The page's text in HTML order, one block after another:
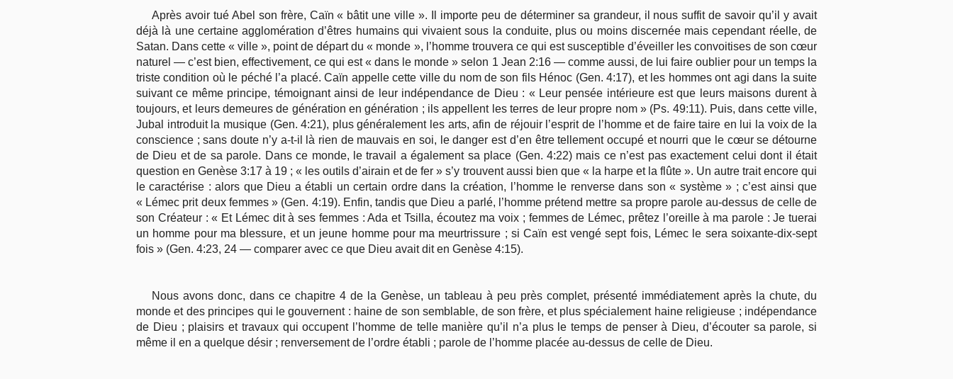
Après avoir tué Abel son frère, Caïn « bâtit une ville ». Il importe peu de déterminer sa grandeur, il nous suffit de savoir qu’il y avait
déjà là une certaine agglomération d’êtres humains qui vivaient sous la conduite, plus ou moins discernée mais cependant réelle, de
Satan. Dans cette « ville », point de départ du « monde », l’homme trouvera ce qui est susceptible d’éveiller les convoitises de son cœur
naturel — c’est bien, effectivement, ce qui est « dans le monde » selon 1 Jean 2:16 — comme aussi, de lui faire oublier pour un temps la
triste condition où le péché l’a placé. Caïn appelle cette ville du nom de son fils Hénoc (Gen. 4:17), et les hommes ont agi dans la suite
suivant ce même principe, témoignant ainsi de leur indépendance de Dieu : « Leur pensée intérieure est que leurs maisons durent à
toujours, et leurs demeures de génération en génération ; ils appellent les terres de leur propre nom » (Ps. 49:11). Puis, dans cette ville,
Jubal introduit la musique (Gen. 4:21), plus généralement les arts, afin de réjouir l’esprit de l’homme et de faire taire en lui la voix de la
conscience ; sans doute n’y a-t-il là rien de mauvais en soi, le danger est d’en être tellement occupé et nourri que le cœur se détourne
de Dieu et de sa parole. Dans ce monde, le travail a également sa place (Gen. 4:22) mais ce n’est pas exactement celui dont il était
question en Genèse 3:17 à 19 ; « les outils d’airain et de fer » s’y trouvent aussi bien que « la harpe et la flûte ». Un autre trait encore qui
le caractérise : alors que Dieu a établi un certain ordre dans la création, l’homme le renverse dans son « système » ; c’est ainsi que
« Lémec prit deux femmes » (Gen. 4:19). Enfin, tandis que Dieu a parlé, l’homme prétend mettre sa propre parole au-dessus de celle de
son Créateur : « Et Lémec dit à ses femmes : Ada et Tsilla, écoutez ma voix ; femmes de Lémec, prêtez l’oreille à ma parole : Je tuerai
un homme pour ma blessure, et un jeune homme pour ma meurtrissure ; si Caïn est vengé sept fois, Lémec le sera soixante-dix-sept
fois » (Gen. 4:23, 24 — comparer avec ce que Dieu avait dit en Genèse 4:15).
Nous avons donc, dans ce chapitre 4 de la Genèse, un tableau à peu près complet, présenté immédiatement après la chute, du
monde et des principes qui le gouvernent : haine de son semblable, de son frère, et plus spécialement haine religieuse ; indépendance
de Dieu ; plaisirs et travaux qui occupent l’homme de telle manière qu’il n’a plus le temps de penser à Dieu, d’écouter sa parole, si
même il en a quelque désir ; renversement de l’ordre établi ; parole de l’homme placée au-dessus de celle de Dieu.